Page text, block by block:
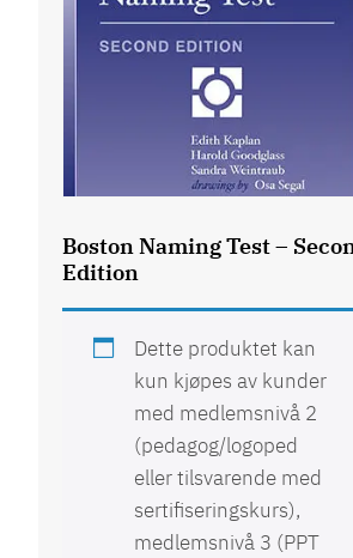
Boston Naming Test –
Edition
Dette produktet kan
kun kjøpes av kunder
med medlemsnivå 2
(pedagog/logoped
eller tilsvarende med
sertifiseringskurs),
medlemsnivå 3 (PPT